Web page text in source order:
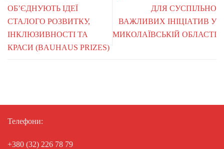
ОБʼЄДНУЮТЬ ІДЕЇ
СТАЛОГО РОЗВИТКУ,
ІНКЛЮЗИВНОСТІ ТА
КРАСИ (BAUHAUS PRIZES)
ДЛЯ СУСПІЛЬНО
ВАЖЛИВИХ ІНІЦІАТИВ У
МИКОЛАЇВСЬКІЙ ОБЛАСТІ
Телефони:
+380 (32) 226 78 79